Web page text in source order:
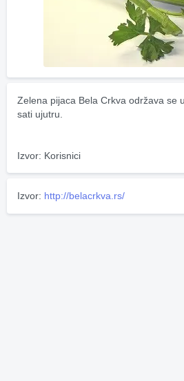
Zelena pijaca Bela Crkva održava se
sati ujutru.
Izvor: Korisnici
Izvor: http://belacrkva.rs/